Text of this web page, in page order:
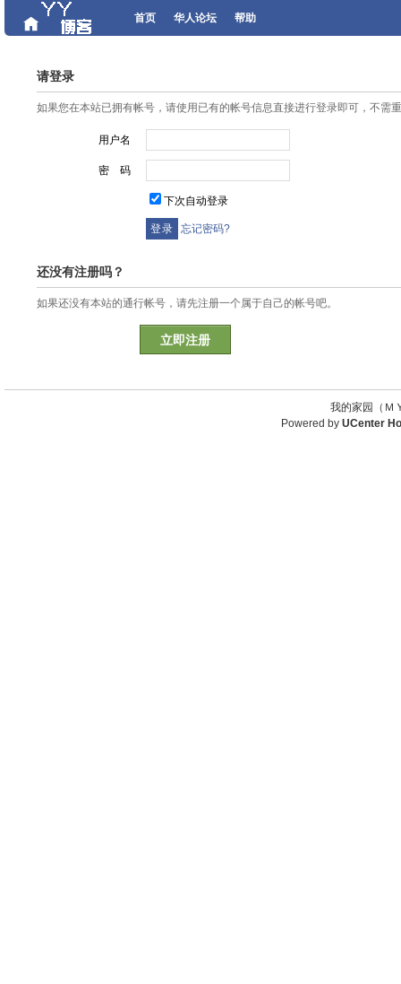
首页 华人论坛 帮助
请登录
如果您在本站已拥有帐号，请使用已有的帐号信息直接进行登录即可，不需
用户名
密 码
下次自动登录
忘记密码?
还没有注册吗？
如果还没有本站的通行帐号，请先注册一个属于自己的帐号吧。
立即注册
我的家园（
Powered by UCenter